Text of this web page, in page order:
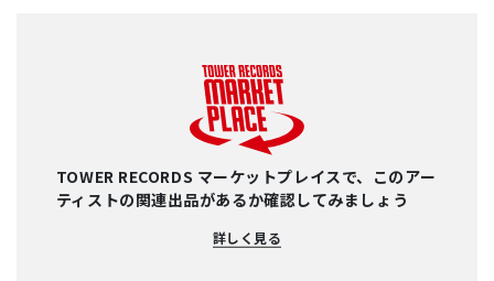
TOWER RECORDS マーケットプレイスで、このアー
ティストの関連出品があるか確認してみましょう
詳しく見る